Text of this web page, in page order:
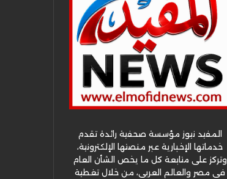
المفيد نيوز مؤسسة صحفية رائدة تقدم
خدماتها الإخبارية عبر منصتها الإلكترونية،
وتركز على متابعة كل ما يخص الشأن العام
في مصر والعالم العربي، من خلال تغطية